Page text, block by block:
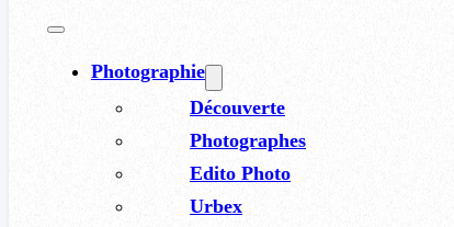
Photographie
Découverte
Photographes
Edito Photo
Urbex